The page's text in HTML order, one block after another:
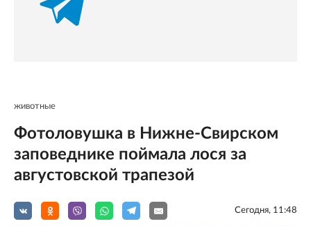
животные
Фотоловушка в Нижне-Свирском
заповеднике поймала лося за
августовской трапезой
Сегодня, 11:48